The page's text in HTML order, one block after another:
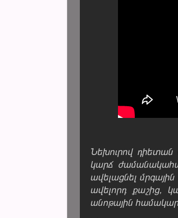
Նեխուրով դիետան
կարճ
ավելացնել
ավելորդ քաշից,
անոթային